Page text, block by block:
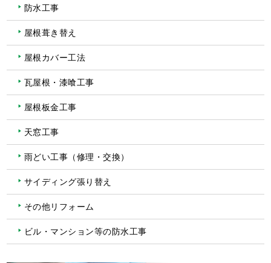
防水工事
屋根葺き替え
屋根カバー工法
瓦屋根・漆喰工事
屋根板金工事
天窓工事
雨どい工事（修理・交換）
サイディング張り替え
その他リフォーム
ビル・マンション等の防水工事